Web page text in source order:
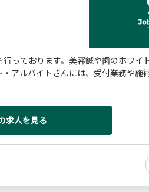
っております。美容鍼や歯のホワイ
アルバイトさんには、受付業務や施
求人を見る